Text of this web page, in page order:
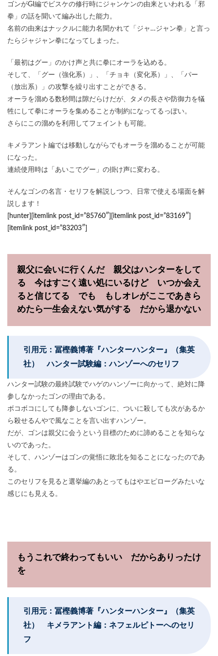
ゴンがGI編でビスケの修行時にジャンケンの由来といわれる「邪
拳」の話を聞いて編み出した能力。
名前の由来はナックルに能力名聞かれて「ジャ…ジャン拳」と言っ
たらジャジャン拳になってしまった。
「最初はグー」のかけ声と共に拳にオーラを込める。
そして、「グー（強化系）」、「チョキ（変化系）」、「パー
（放出系）」の攻撃を繰り出すことができる。
オーラを溜める数秒間は隙だらけだが、タメの長さや防御力を犠
牲にして拳にオーラを集めることが制約になってるっぽい。
さらにこの溜めを利用してフェイントも可能。
キメラアント編では移動しながらでもオーラを溜めることが可能
になった。
連続使用時は「あいこでグー」の掛け声に変わる。
そんなゴンの名言・セリフを解説しつつ、日常で使える場面を解
説します！
[hunter][itemlink post_id=”85760″][itemlink post_id=”83169″]
[itemlink post_id=”83203″]
親父に会いに行くんだ 親父はハンターをして
る 今はすごく遠い処にいるけど いつか会え
ると信じてる でも もしオレがここであきら
めたら一生会えない気がする だから退かない
引用元：冨樫義博著『ハンターハンター』（集英
社） ハンター試験編：ハンゾーへのセリフ
ハンター試験の最終試験でハゲのハンゾーに向かって、絶対に降
参しなかったゴンの理由である。
ボコボコにしても降参しないゴンに、ついに殺しても次があるか
ら殺せるんやで風なことを言い出すハンゾー。
だが、ゴンは親父に会うという目標のために諦めることを知らな
いのであった。
そして、ハンゾーはゴンの覚悟に敗北を知ることになったのであ
る。
このセリフを見ると選挙編のあとってもはやエピローグみたいな
感じにも見える。
もうこれで終わってもいい だからありったけ
を
引用元：冨樫義博著『ハンターハンター』（集英
社） キメラアント編：ネフェルピトーへのセリ
フ